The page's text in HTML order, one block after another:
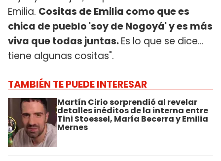
Emilia. Cositas de Emilia como que es
chica de pueblo 'soy de Nogoyá' y es más
viva que todas juntas.Es lo que se dice...
tiene algunas cositas".
TAMBIÉN TE PUEDE INTERESAR
Martín Cirio sorprendió al revelar
detalles inéditos de la interna entre
Tini Stoessel, María Becerra y Emilia
Mernes